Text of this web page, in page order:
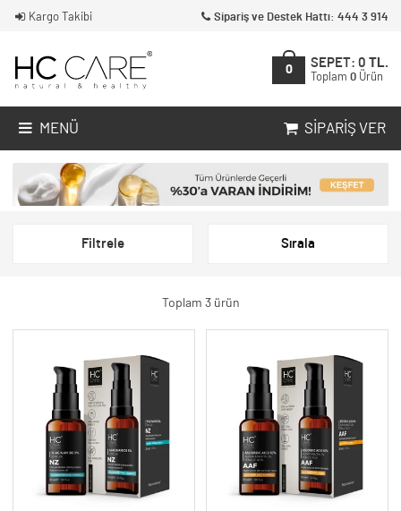
Kargo Takibi Sipariş ve Destek Hattı: 444 3 914
0
SEPET: 0 TL.
Toplam 0 Ürün
MENÜ SIPARIŞ VER
Filtrele Sırala
Toplam 3 ürün